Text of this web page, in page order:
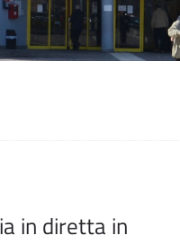
in diretta in